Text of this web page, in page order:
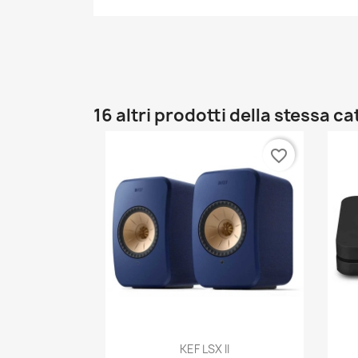
16 altri prodotti della stessa
Anteprima
KEF LSX II
favorite_border